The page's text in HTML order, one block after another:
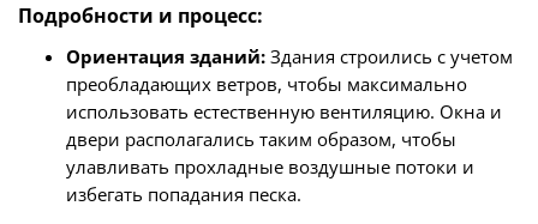
Подробности и процесс:
Ориентация зданий:Здания строились с учетом
преобладающих ветров, чтобы максимально
использовать естественную вентиляцию. Окна и
двери располагались таким образом, чтобы
улавливать прохладные воздушные потоки и
избегать попадания песка.